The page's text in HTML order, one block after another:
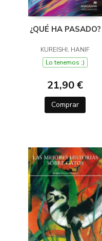
¿QUÉ HA PASADO?
KUREISHI, HANIF
Lo tenemos ;)
21,90 €
Comprar